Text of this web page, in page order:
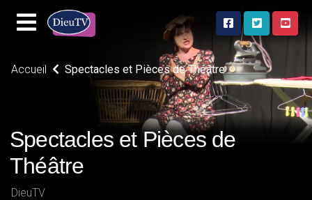
Accueil Spectacles et Pièces de Théâtre
Spectacles et Pièces de
Théâtre
DieuTV